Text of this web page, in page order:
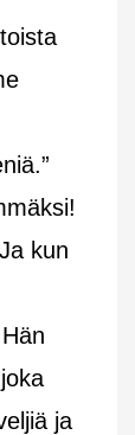
kun
ja